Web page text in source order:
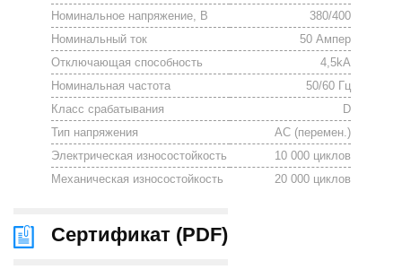
Номинальное напряжение, В
380/400
Номинальный ток
50 Ампер
Отключающая способность
4,5kA
Номинальная частота
50/60 Гц
Класс срабатывания
D
Тип напряжения
АС (перемен.)
Электрическая износостойкость
10 000 циклов
Механическая износостойкость
20 000 циклов
Сертификат (PDF)